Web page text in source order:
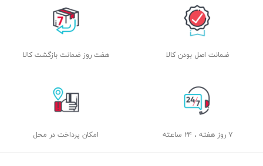
ضمانت اصل بودن کالا هفت روز ضمانت بازگشت کالا
۷ روز هفته ، ۲۴ ساعته امکان پرداخت در محل